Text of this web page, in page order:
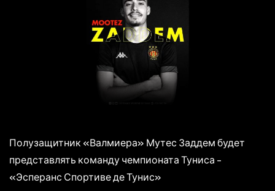
Полузащитник «Валмиера» Мутес Заддем будет
представлять команду чемпионата Туниса –
«Эсперанс Спортиве де Тунис»